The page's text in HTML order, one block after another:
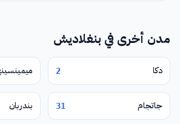
مدن أخرى في بنغلاديش
دكا 2
جاتجام 31 بندربان